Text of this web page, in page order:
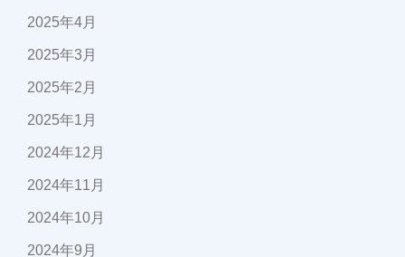
2025年4月
2025年3月
2025年2月
2025年1月
2024年12月
2024年11月
2024年10月
2024年9月